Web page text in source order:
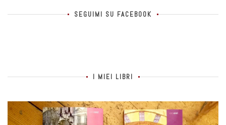
SEGUIMI SU FACEBOOK
I MIEI LIBRI